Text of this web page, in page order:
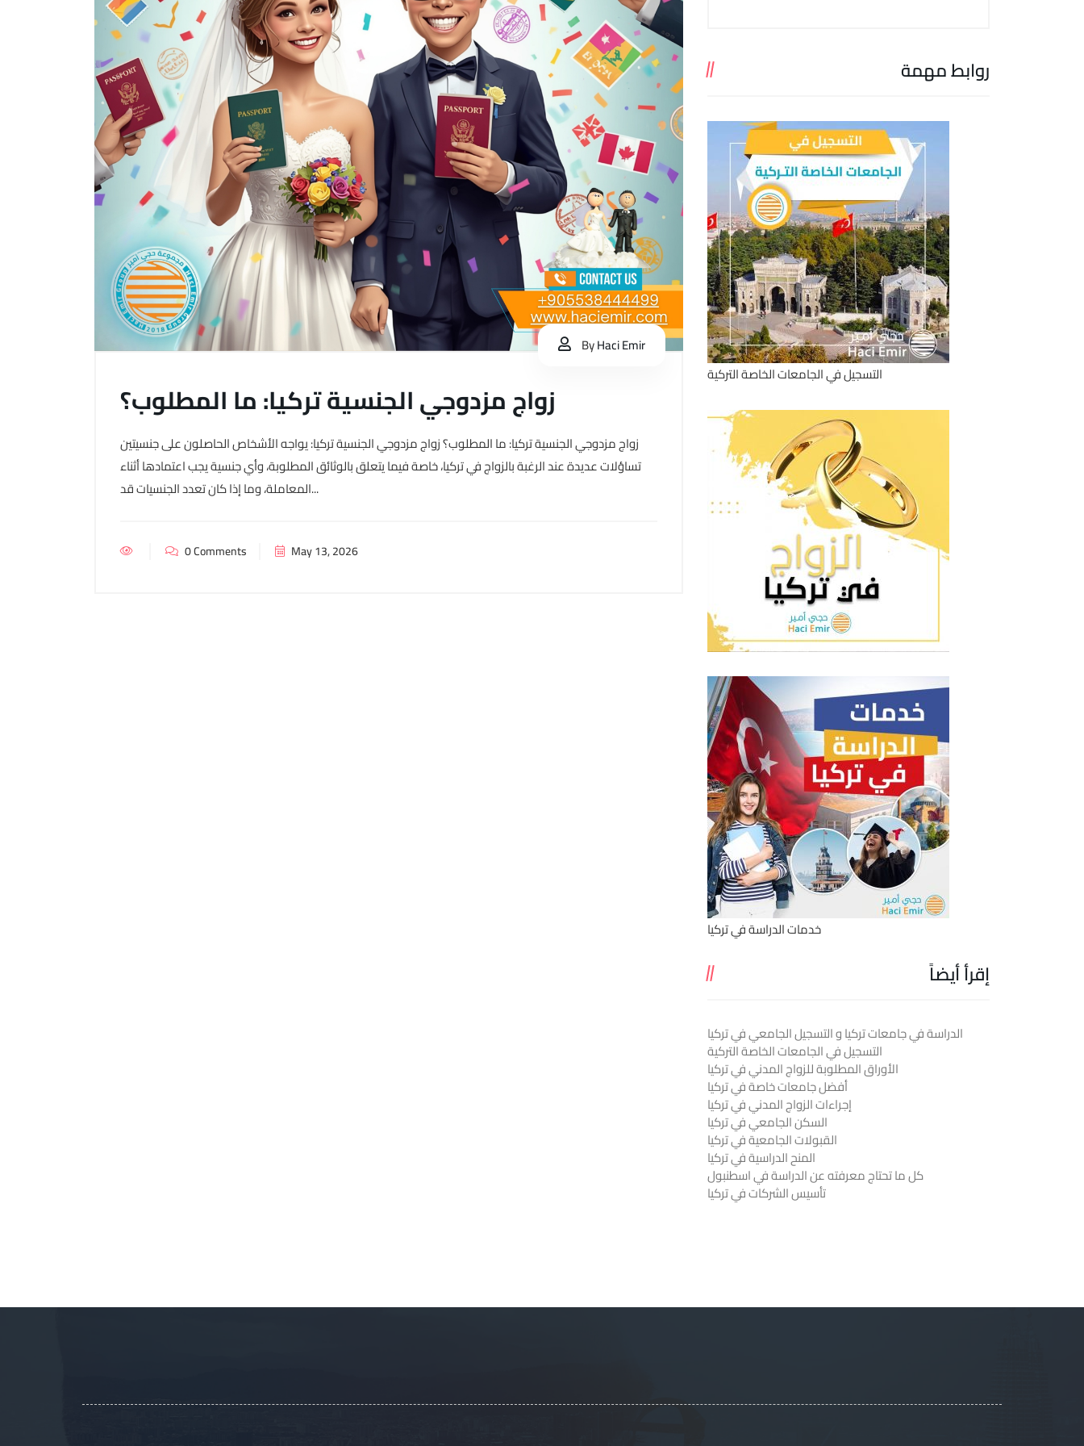
ByHaci Emir
زواج مزدوجي الجنسية تركيا: ما المطلوب؟
زواج مزدوجي الجنسية تركيا: ما المطلوب؟ زواج مزدوجي الجنسية تركيا: يواجه الأشخاص الحاصلون على جنسيتين
تساؤلات عديدة عند الرغبة بالزواج في تركيا، خاصة فيما يتعلق بالوثائق المطلوبة، وأي جنسية يجب اعتمادها أثناء
المعاملة، وما إذا كان تعدد الجنسيات قد...
0 Comments May 13, 2026
روابط مهمة
التسجيل في الجامعات الخاصة التركية
خدمات الدراسة في تركيا
إقرأ أيضاً
الدراسة في جامعات تركيا و التسجيل الجامعي في تركيا
التسجيل في الجامعات الخاصة التركية
الأوراق المطلوبة للزواج المدني في تركيا
أفضل جامعات خاصة في تركيا
إجراءات الزواج المدني في تركيا
السكن الجامعي في تركيا
القبولات الجامعية في تركيا
المنح الدراسية في تركيا
كل ما تحتاج معرفته عن الدراسة في اسطنبول
تأسيس الشركات في تركيا